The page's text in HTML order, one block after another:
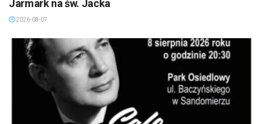
Jarmark na św. Jacka
2026-08-07